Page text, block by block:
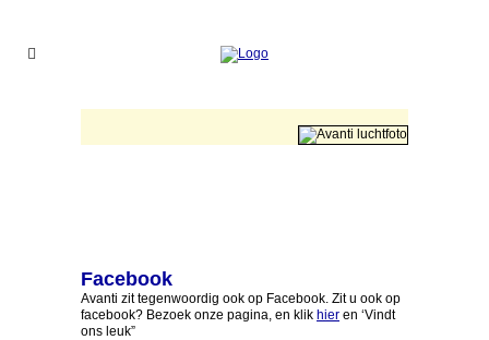
Facebook
Avanti zit tegenwoordig ook op Facebook. Zit u ook op
facebook? Bezoek onze pagina, en klik hier en ‘Vindt
ons leuk”